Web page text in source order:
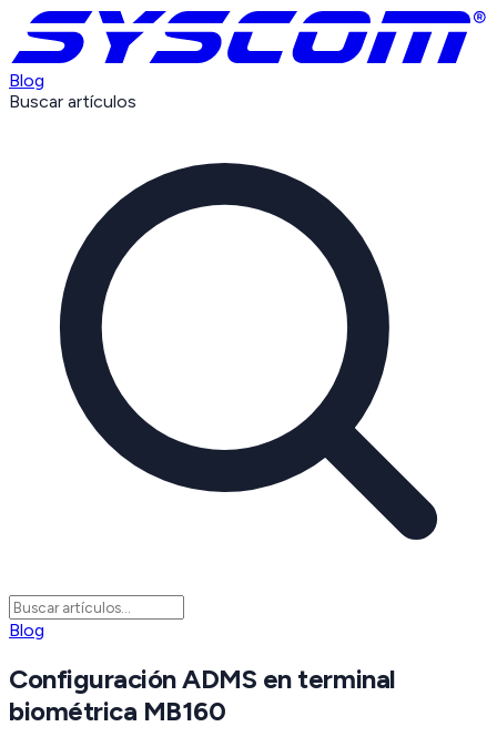
Blog
Buscar artículos
Blog
Configuración ADMS en terminal
biométrica MB160